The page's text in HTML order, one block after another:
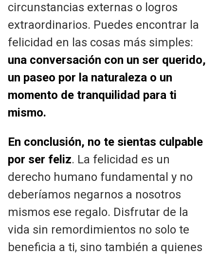
circunstancias externas o logros
extraordinarios. Puedes encontrar la
felicidad en las cosas más simples:
una conversación con un ser querido,
un paseo por la naturaleza o un
momento de tranquilidad para ti
mismo.
En conclusión, no te sientas culpable
por ser feliz. La felicidad es un
derecho humano fundamental y no
deberíamos negarnos a nosotros
mismos ese regalo. Disfrutar de la
vida sin remordimientos no solo te
beneficia a ti, sino también a quienes